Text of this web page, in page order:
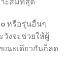
หรือรุ่นอื่นๆ
งจะช่วยให้ผู้
ณะเดียวกันก็ลด